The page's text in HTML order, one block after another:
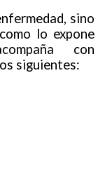
sino
lo expone
con
siguientes: